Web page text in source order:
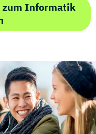
Informatik